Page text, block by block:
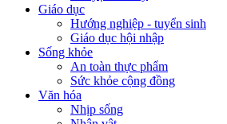
Giáo dục
Hướng nghiệp - tuyển sinh
Giáo dục hội nhập
Sống khỏe
An toàn thực phẩm
Sức khỏe cộng đồng
Văn hóa
Nhịp sống